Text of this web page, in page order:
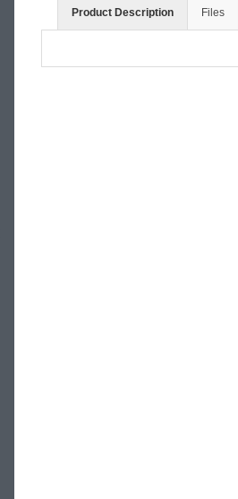
Product Description Files